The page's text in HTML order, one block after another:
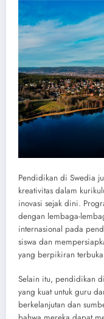
Pendidikan di Swedia
kreativitas dalam
inovasi sejak dini.
dengan lembaga-
internasional pada
siswa dan
yang berpikiran
Selain itu, pendidikan
yang kuat untuk guru
berkelanjutan dan